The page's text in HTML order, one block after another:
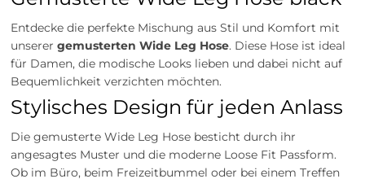
Entdecke die perfekte Mischung aus Stil und Komfort mit
unserergemusterten Wide Leg Hose. Diese Hose ist ideal
für Damen, die modische Looks lieben und dabei nicht auf
Bequemlichkeit verzichten möchten.
Stylisches Design für jeden Anlass
Die gemusterte Wide Leg Hose besticht durch ihr
angesagtes Muster und die moderne Loose Fit Passform.
Ob im Büro, beim Freizeitbummel oder bei einem Treffen